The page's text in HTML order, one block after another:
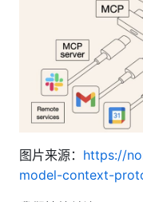
图片来源： https://
model-context-